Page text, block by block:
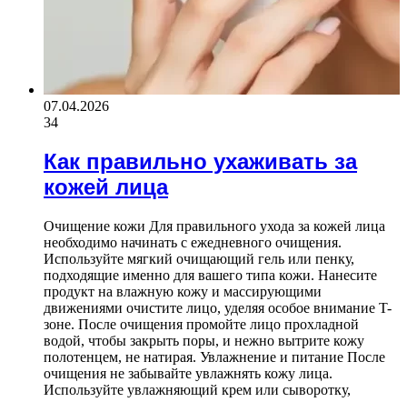
07.04.2026
34
Как правильно ухаживать за
кожей лица
Очищение кожи Для правильного ухода за кожей лица
необходимо начинать с ежедневного очищения.
Используйте мягкий очищающий гель или пенку,
подходящие именно для вашего типа кожи. Нанесите
продукт на влажную кожу и массирующими
движениями очистите лицо, уделяя особое внимание T-
зоне. После очищения промойте лицо прохладной
водой, чтобы закрыть поры, и нежно вытрите кожу
полотенцем, не натирая. Увлажнение и питание После
очищения не забывайте увлажнять кожу лица.
Используйте увлажняющий крем или сыворотку,